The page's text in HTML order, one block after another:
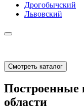
Дрогобычский
Львовский
Смотреть каталог
Построенные
области